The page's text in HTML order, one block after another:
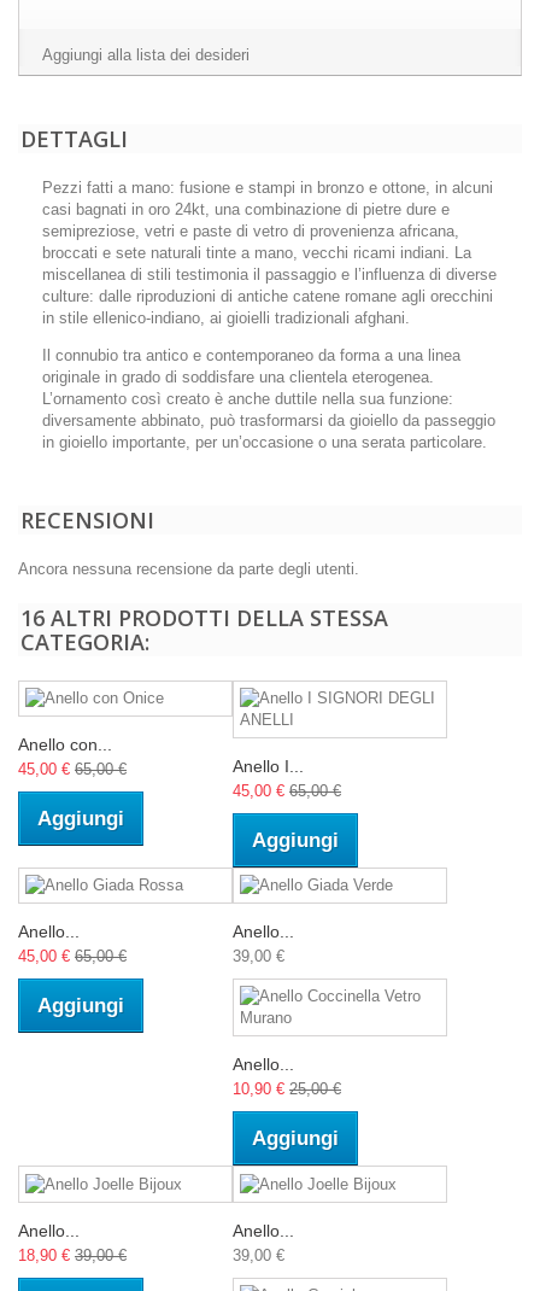
Aggiungi alla lista dei desideri
DETTAGLI
Pezzi fatti a mano: fusione e stampi in bronzo e ottone, in alcuni
casi bagnati in oro 24kt, una combinazione di pietre dure e
semipreziose, vetri e paste di vetro di provenienza africana,
broccati e sete naturali tinte a mano, vecchi ricami indiani. La
miscellanea di stili testimonia il passaggio e l’influenza di diverse
culture: dalle riproduzioni di antiche catene romane agli orecchini
in stile ellenico-indiano, ai gioielli tradizionali afghani.
Il connubio tra antico e contemporaneo da forma a una linea
originale in grado di soddisfare una clientela eterogenea.
L’ornamento così creato è anche duttile nella sua funzione:
diversamente abbinato, può trasformarsi da gioiello da passeggio
in gioiello importante, per un’occasione o una serata particolare.
RECENSIONI
Ancora nessuna recensione da parte degli utenti.
16 ALTRI PRODOTTI DELLA STESSA
CATEGORIA:
Anello con...
45,00 € 65,00 €
Aggiungi
Anello I...
45,00 € 65,00 €
Aggiungi
Anello...
45,00 € 65,00 €
Aggiungi
Anello...
39,00 €
Anello...
10,90 € 25,00 €
Aggiungi
Anello...
18,90 € 39,00 €
Anello...
39,00 €